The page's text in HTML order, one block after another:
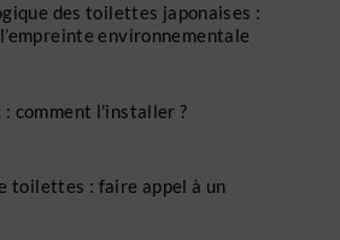
des toilettes japonaises :
environnementale
: comment l'installer ?
toilettes : faire appel à un